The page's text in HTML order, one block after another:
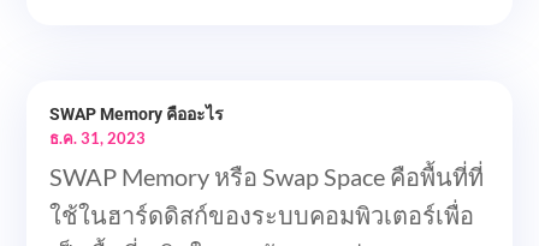
SWAP Memory คืออะไร
ธ.ค. 31, 2023
SWAP Memory หรือ Swap Space คือพื้นที่ที่
ใช้ในฮาร์ดดิสก์ของระบบคอมพิวเตอร์เพื่อ